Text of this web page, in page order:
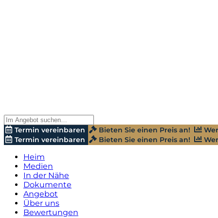
Termin vereinbaren Bieten Sie einen Preis an!
Termin vereinbaren
Bieten Sie einen Preis an!
Heim
Medien
In der Nähe
Dokumente
Angebot
Über uns
Bewertungen